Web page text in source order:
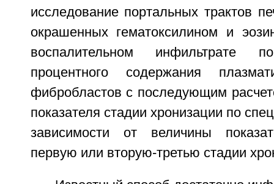
исследование портальных трактов
окрашенных гематоксилином и
воспалительном инфильтрате
процентного содержания
фибробластов с последующим
показателя стадии хронизации по
зависимости от величины
первую или вторую-третью стадии